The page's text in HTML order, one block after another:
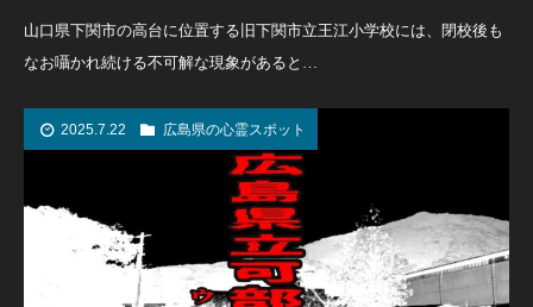
山口県下関市の高台に位置する旧下関市立王江小学校には、閉校後も
なお囁かれ続ける不可解な現象があると…
2025.7.22 広島県の心霊スポット